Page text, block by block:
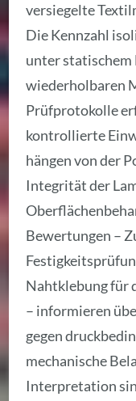
versiegelte
Die Kennzahl
unter statischem
wiederholbaren
Prüfprotokolle
kontrollierte
hängen von der
Integrität der
Bewertungen –
Nahtklebung für
– informieren
gegen
mechanische
Interpretation